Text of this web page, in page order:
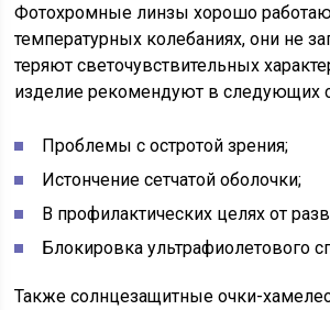
Фотохромные линзы хорошо
температурных колебаниях, они не
теряют светочувствительных
изделие рекомендуют в следующих
Проблемы с остротой зрения;
Истончение сетчатой оболочки;
В профилактических целях от
Блокировка ультрафиолетового
Также солнцезащитные очки-